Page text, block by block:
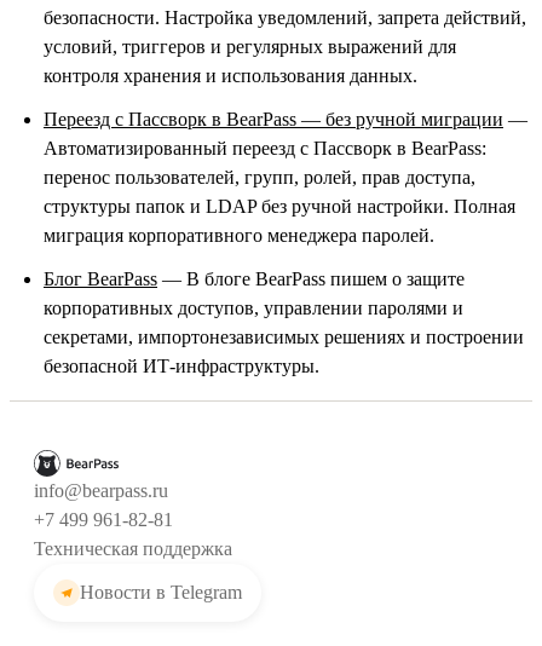
безопасности. Настройка уведомлений, запрета действий,
условий, триггеров и регулярных выражений для
контроля хранения и использования данных.
Переезд с Пассворк в BearPass — без ручной миграции —
Автоматизированный переезд с Пассворк в BearPass:
перенос пользователей, групп, ролей, прав доступа,
структуры папок и LDAP без ручной настройки. Полная
миграция корпоративного менеджера паролей.
Блог BearPass — В блоге BearPass пишем о защите
корпоративных доступов, управлении паролями и
секретами, импортонезависимых решениях и построении
безопасной ИТ-инфраструктуры.
info@bearpass.ru
+7 499 961-82-81
Техническая поддержка
Новости в Telegram